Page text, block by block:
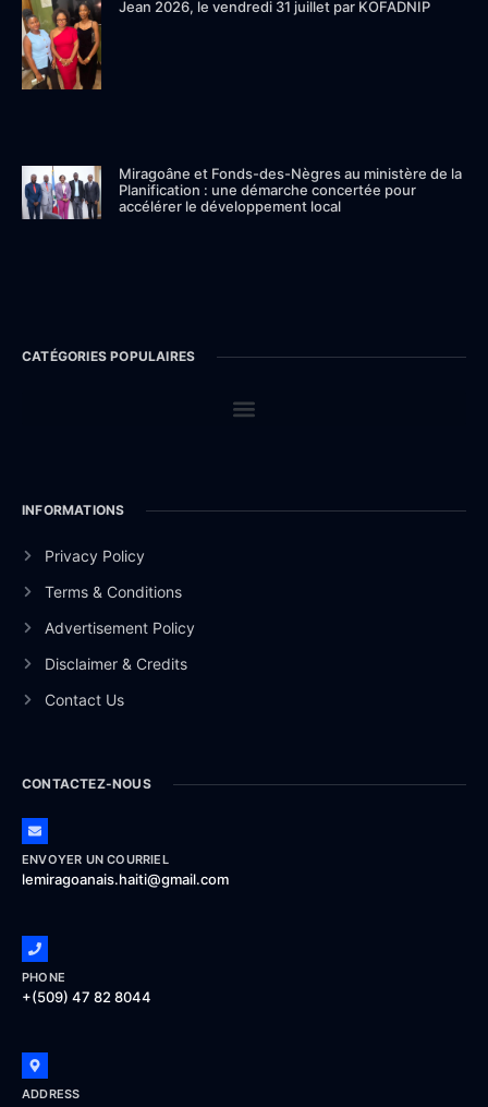
Jean 2026, le vendredi 31 juillet par KOFADNIP
Miragoâne et Fonds-des-Nègres au ministère de la
Planification : une démarche concertée pour
accélérer le développement local
CATÉGORIES POPULAIRES
INFORMATIONS
Privacy Policy
Terms & Conditions
Advertisement Policy
Disclaimer & Credits
Contact Us
CONTACTEZ-NOUS
ENVOYER UN COURRIEL
lemiragoanais.haiti@gmail.com
PHONE
+(509) 47 82 8044
ADDRESS